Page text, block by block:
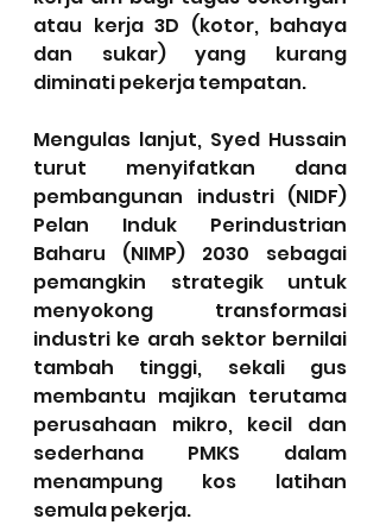
atau kerja 3D (kotor, bahaya
dan sukar) yang kurang
diminati pekerja tempatan.
Mengulas lanjut, Syed Hussain
turut menyifatkan dana
pembangunan industri (NIDF)
Pelan Induk Perindustrian
Baharu (NIMP) 2030 sebagai
pemangkin strategik untuk
menyokong transformasi
industri ke arah sektor bernilai
tambah tinggi, sekali gus
membantu majikan terutama
perusahaan mikro, kecil dan
sederhana PMKS dalam
menampung kos latihan
semula pekerja.